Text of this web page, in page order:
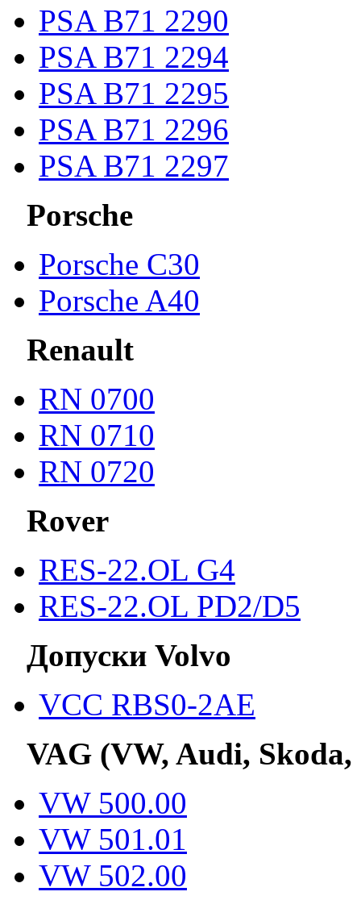
PSA B71 2290
PSA B71 2294
PSA B71 2295
PSA B71 2296
PSA B71 2297
Porsche
Porsche С30
Porsche A40
Renault
RN 0700
RN 0710
RN 0720
Rover
RES-22.OL G4
RES-22.OL PD2/D5
Допуски Volvo
VCC RBS0-2AE
VAG (VW, Audi, Skoda,
VW 500.00
VW 501.01
VW 502.00